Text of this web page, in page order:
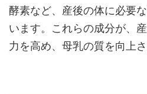
酵素など、産後の体に必要
います。これらの成分が、
力を高め、母乳の質を向上